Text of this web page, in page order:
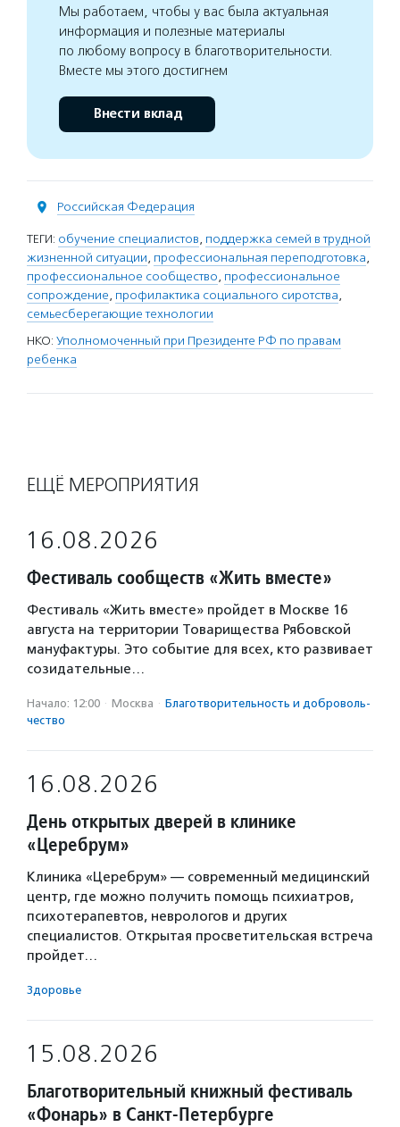
Мы работаем, чтобы у вас была актуальная
информация и полезные материалы
по любому вопросу в благотворительности.
Вместе мы этого достигнем
Внести вклад
Российская Федерация
ТЕГИ: обучение специалистов, поддержка семей в трудной
жизненной ситуации, профессиональная переподготовка,
профессиональное сообщество, профессиональное
сопрождение, профилактика социального сиротства,
семьесберегающие технологии
НКО: Уполномоченный при Президенте РФ по правам
ребенка
ЕЩЁ МЕРОПРИЯТИЯ
16.08.2026
Фестиваль сообществ «Жить вместе»
Фестиваль «Жить вместе» пройдет в Москве 16
августа на территории Товарищества Рябовской
мануфактуры. Это событие для всех, кто развивает
созидательные…
Начало: 12:00 · Москва · Благотвори­тель­ность и доброволь­
чест­во
16.08.2026
День открытых дверей в клинике
«Церебрум»
Клиника «Церебрум» — современный медицинский
центр, где можно получить помощь психиатров,
психотерапевтов, неврологов и других
специалистов. Открытая просветительская встреча
пройдет…
Здоровье
15.08.2026
Благотворительный книжный фестиваль
«Фонарь» в Санкт-Петербурге